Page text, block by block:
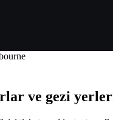
ve gezi